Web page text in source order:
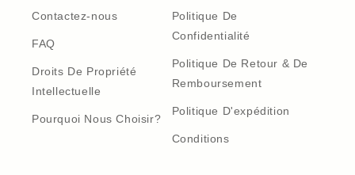
Contactez-nous
FAQ
Droits De Propriété
Intellectuelle
Pourquoi Nous Choisir?
Politique De
Confidentialité
Politique De Retour & De
Remboursement
Politique D'expédition
Conditions